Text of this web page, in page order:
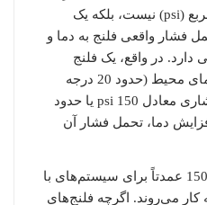
دقیقاً 150 پوند بر اینچ مربع (psi) نیست، بلکه یک
واقعی فلنج به دما و
در واقع، یک فلنج
فولادی کلاس 150 در دمای محیط (حدود 20 درجه
سانتی‌گراد) می‌تواند فشاری معادل 150 psi یا حدود
افزایش دما، تحمل فشار آن
فلنج‌های کلاس 150 عمدتاً برای سیستم‌های با
کار می‌روند. اگرچه فلنج‌های